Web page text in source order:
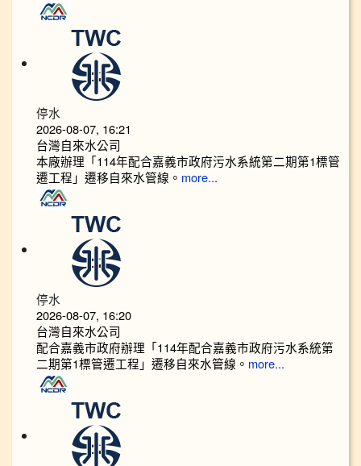
停水
2026-08-07, 16:21
台灣自來水公司
本廠辦理「114年配合嘉義市政府污水系統第二期第1標管
遷工程」遷移自來水管線。 more...
停水
2026-08-07, 16:20
台灣自來水公司
配合嘉義市政府辦理「114年配合嘉義市政府污水系統第
二期第1標管遷工程」遷移自來水管線。 more...